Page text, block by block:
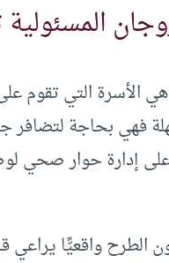
المسئولية
الأسرة التي تقوم
فهي بحاجة لتضافر
على إدارة حوار
الطرح واقعيًّا